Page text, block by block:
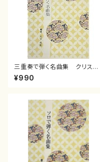
三重奏で弾く名曲集 クリスマ
スメドレー( 箏2/大平光美 編
曲/楽譜）
¥990